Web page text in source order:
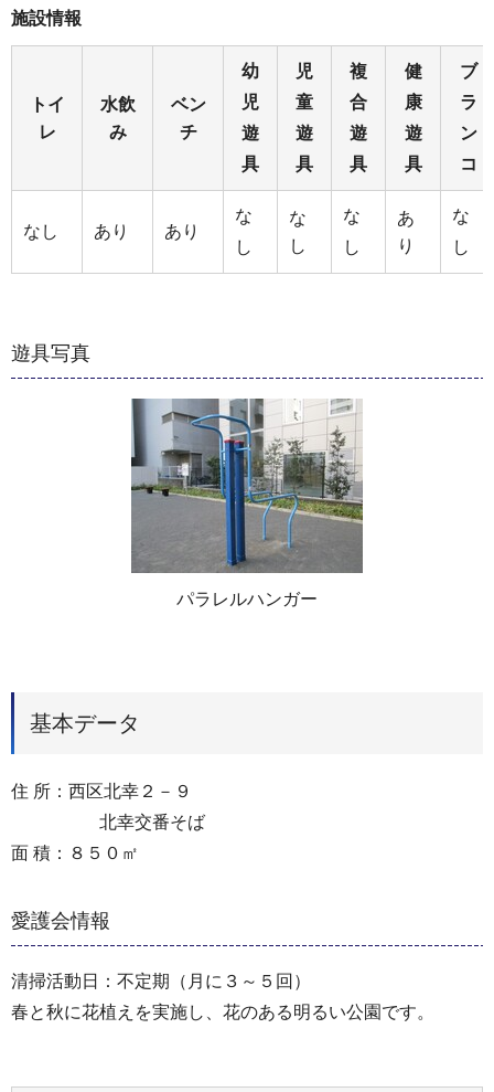
施設情報
トイ
レ
水飲
み
ベン
チ
幼
児
遊
具
児
童
遊
具
複
合
遊
具
健
康
遊
具
ブ
ラ
ン
コ
なし あり あり
な
し
な
し
な
し
あ
り
な
し
遊具写真
パラレルハンガー
基本データ
住 所：西区北幸２－９
北幸交番そば
面 積：８５０㎡
愛護会情報
清掃活動日：不定期（月に３～５回）
春と秋に花植えを実施し、花のある明るい公園です。